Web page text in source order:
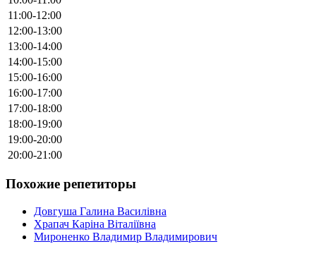
11:00-12:00
12:00-13:00
13:00-14:00
14:00-15:00
15:00-16:00
16:00-17:00
17:00-18:00
18:00-19:00
19:00-20:00
20:00-21:00
Похожие репетиторы
Довгуша Галина Василівна
Храпач Каріна Віталіївна
Мироненко Владимир Владимирович